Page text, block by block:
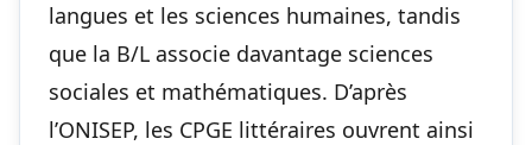
langues et les sciences humaines, tandis
que la B/L associe davantage sciences
sociales et mathématiques. D’après
l’ONISEP, les CPGE littéraires ouvrent ainsi